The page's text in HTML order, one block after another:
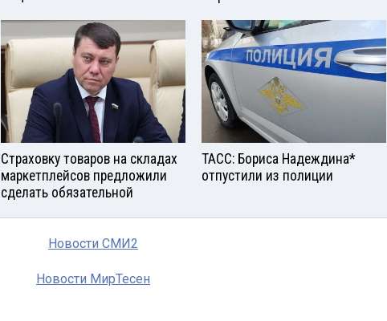
Страховку товаров на складах
маркетплейсов предложили
сделать обязательной
ТАСС: Бориса Надеждина*
отпустили из полиции
Новости СМИ2
Новости МирТесен